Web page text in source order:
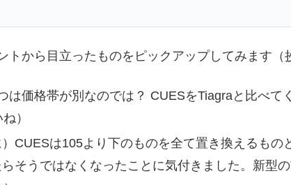
トから目立ったものをピックアップしてみます（
は価格帯が別なのでは？ CUESをTiagraと比べて
）
）CUESは105より下のものを全て置き換えるも
そうではなくなったことに気付きました。新型